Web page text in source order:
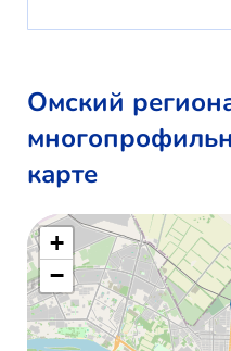
Омский
карте
+
−